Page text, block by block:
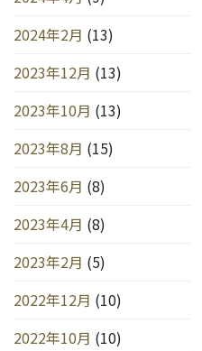
2024年2月 (13)
2023年12月 (13)
2023年10月 (13)
2023年8月 (15)
2023年6月 (8)
2023年4月 (8)
2023年2月 (5)
2022年12月 (10)
2022年10月 (10)